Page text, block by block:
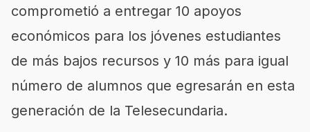
comprometió a entregar 10 apoyos
económicos para los jóvenes estudiantes
de más bajos recursos y 10 más para igual
número de alumnos que egresarán en esta
generación de la Telesecundaria.